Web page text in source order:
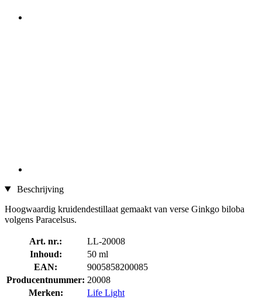
Beschrijving
Hoogwaardig kruidendestillaat gemaakt van verse Ginkgo biloba
volgens Paracelsus.
Art. nr.:
LL-20008
Inhoud:
50 ml
EAN:
9005858200085
Producentnummer: 20008
Merken:
Life Light